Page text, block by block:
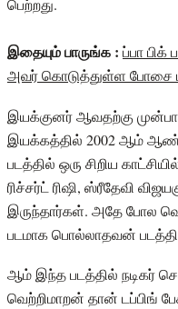
பெற்றது.
இதையும் பாருங்க : ப்பா பிக்
அவர் கொடுத்துள்ள போசை
இயக்குனர் ஆவதற்கு
இயக்கத்தில் 2002 ஆம்
படத்தில் ஒரு சிறிய
ரிச்சர்ட் ரிஷி, ஸ்ரீதேவி
இருந்தார்கள். அதே போல
படமாக பொல்லாதவன் படத்தில்
ஆம் இந்த படத்தில் நடிகர்
வெற்றிமாறன் தான் டப்பிங்